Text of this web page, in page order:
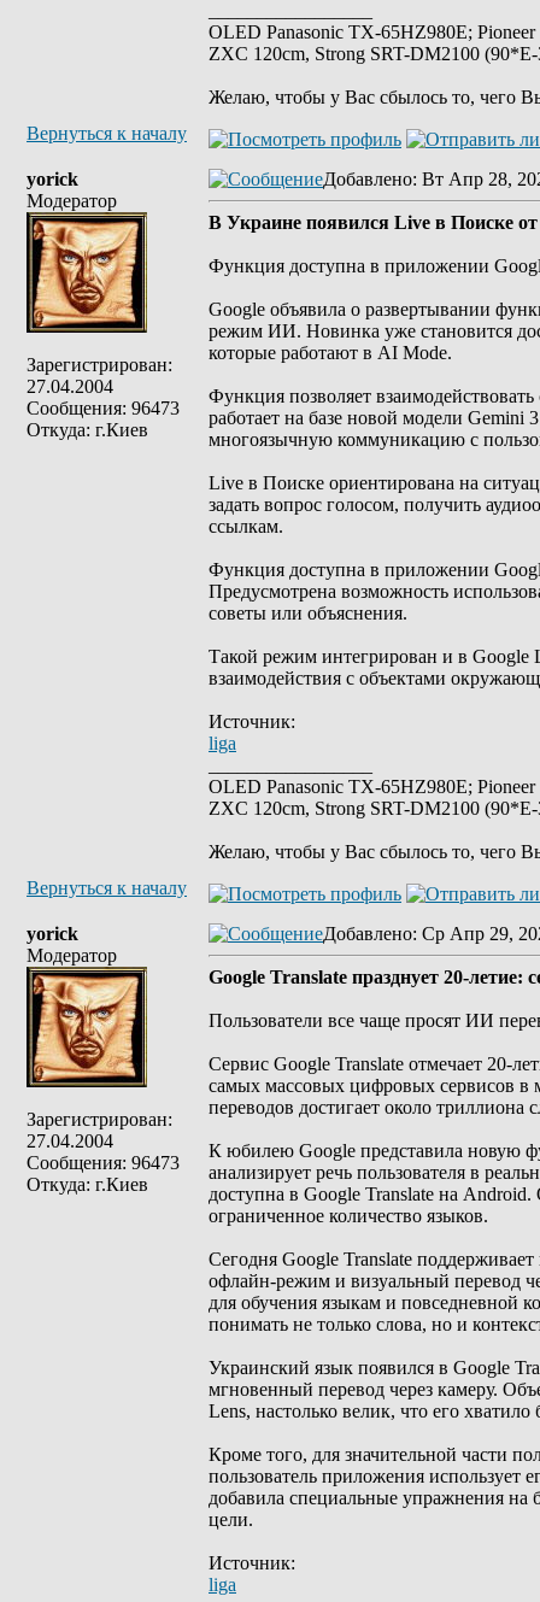
OLED Panasonic TX-65HZ980E;
ZXC 120cm, Strong SRT-DM2100
Желаю, чтобы у Вас сбылось то, чего
Вернуться к началу
yorick
Модератор
Зарегистрирован:
27.04.2004
Сообщения: 96473
Откуда: г.Киев
Добавлено: Вт Апр 28,
В Украине появился Live в Поиске от
Функция доступна в приложении
Google объявила о развертывании
режим ИИ. Новинка уже становится
которые работают в AI Mode.
Функция позволяет
работает на базе новой модели Gemini
многоязычную коммуникацию с
Live в Поиске ориентирована на
задать вопрос голосом, получить
ссылкам.
Функция доступна в приложении
Предусмотрена возможность
советы или объяснения.
Такой режим интегрирован и в Google
взаимодействия с объектами
Источник:
liga
OLED Panasonic TX-65HZ980E;
ZXC 120cm, Strong SRT-DM2100
Желаю, чтобы у Вас сбылось то, чего
Вернуться к началу
yorick
Модератор
Зарегистрирован:
27.04.2004
Сообщения: 96473
Откуда: г.Киев
Добавлено: Ср Апр 29,
Google Translate празднует 20-
Пользователи все чаще просят ИИ
Сервис Google Translate отмечает 20-
самых массовых цифровых сервисов в
переводов достигает около триллиона
К юбилею Google представила новую
анализирует речь пользователя в
доступна в Google Translate на
ограниченное количество языков.
Сегодня Google Translate
офлайн-режим и визуальный перевод
для обучения языкам и повседневной
понимать не только слова, но и
Украинский язык появился в Google
мгновенный перевод через камеру.
Lens, настолько велик, что его
Кроме того, для значительной части
пользователь приложения использует
добавила специальные упражнения на
цели.
Источник:
liga